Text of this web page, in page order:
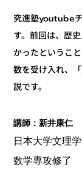
究進塾youtube
す。前回は、歴
かったというこ
数を受け入れ、
説です。
講師：新井康仁
日本大学文理
数学専攻修了